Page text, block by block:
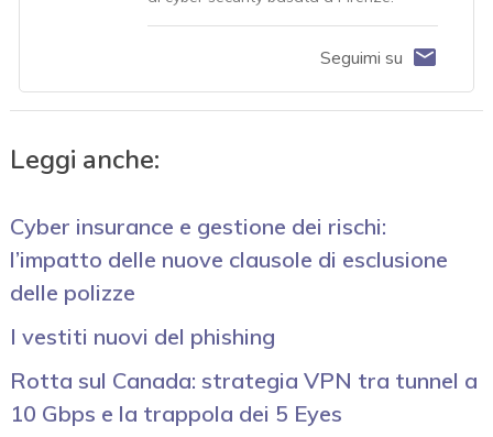
Seguimi su
Leggi anche:
Cyber insurance e gestione dei rischi:
l’impatto delle nuove clausole di esclusione
delle polizze
I vestiti nuovi del phishing
Rotta sul Canada: strategia VPN tra tunnel a
10 Gbps e la trappola dei 5 Eyes